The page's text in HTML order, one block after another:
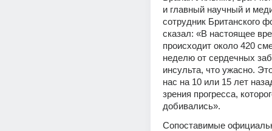
и главный научный и
сотрудник Британского
сказал: «В настоящее
происходит около 420
неделю от сердечных
инсульта, что ужасно.
нас на 10 или 15 лет
зрения прогресса,
добивались».
Сопоставимые